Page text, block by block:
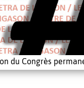
du Congrès